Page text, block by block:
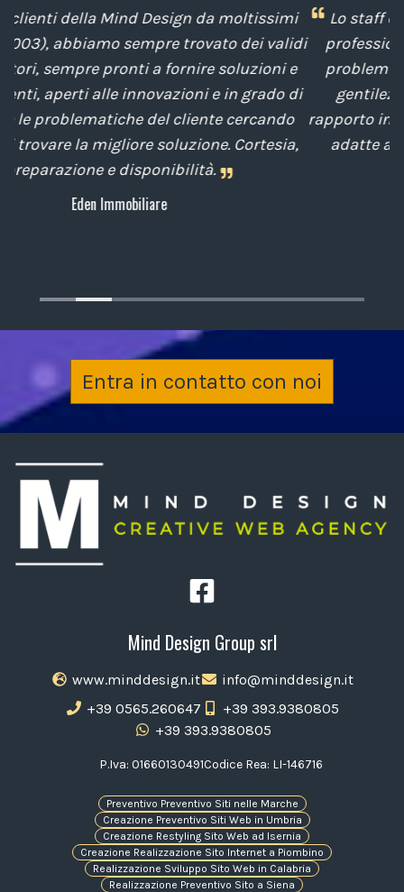
e
di
Lo staff della Mind Design ci ha mostrato la sua
professionalità nella soluzione tempestiva dei
problemi posti da noi nel corso degli anni, con
gentilezza e disponibilità nella gestione del
rapporto interpersonale, con competenze tecniche
adatte alle nostre esigenze sempre attenti al
cliente.
Entra in contatto con noi
Mind Design Group srl
www.minddesign.it
info@minddesign.it
+39 0565.260647
+39 393.9380805
+39 393.9380805
P.Iva: 01660130491Codice Rea: LI-146716
Preventivo Preventivo Siti nelle Marche
Creazione Preventivo Siti Web in Umbria
Creazione Restyling Sito Web ad Isernia
Creazione Realizzazione Sito Internet a Piombino
Realizzazione Sviluppo Sito Web in Calabria
Realizzazione Preventivo Sito a Siena